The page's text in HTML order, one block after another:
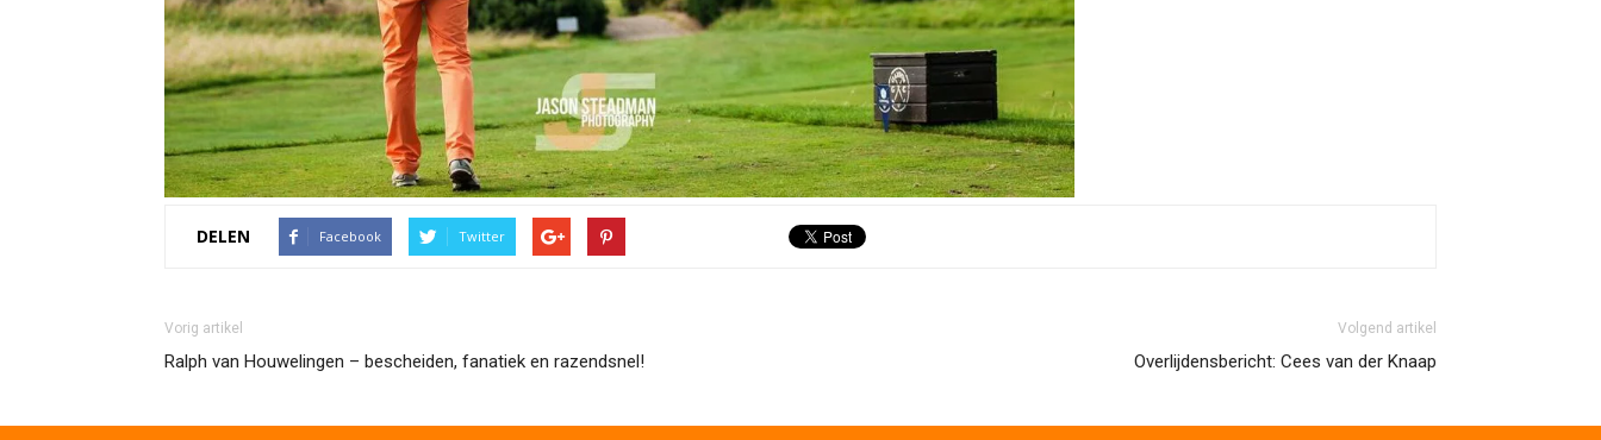
DELEN Facebook Twitter
Vorig artikel
Ralph van Houwelingen – bescheiden, fanatiek en razendsnel!
Volgend artikel
Overlijdensbericht: Cees van der Knaap